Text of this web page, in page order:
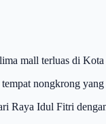
mall terluas di
nongkrong
Raya Idul Fitri